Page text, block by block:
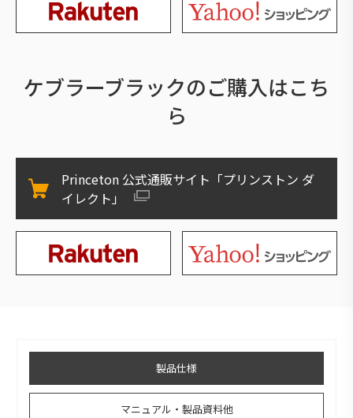
ケブラーブラックのご購入はこち
ら
Princeton 公式通販サイト「プリンストン ダ
イレクト」
製品仕様
マニュアル・製品資料他